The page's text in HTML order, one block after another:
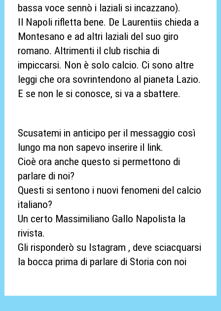
bassa voce sennò i laziali si incazzano).
Il Napoli rifletta bene. De Laurentiis chieda a
Montesano e ad altri laziali del suo giro
romano. Altrimenti il club rischia di
impiccarsi. Non è solo calcio. Ci sono altre
leggi che ora sovrintendono al pianeta Lazio.
E se non le si conosce, si va a sbattere.
Scusatemi in anticipo per il messaggio così
lungo ma non sapevo inserire il link.
Cioè ora anche questo si permettono di
parlare di noi?
Questi si sentono i nuovi fenomeni del calcio
italiano?
Un certo Massimiliano Gallo Napolista la
rivista.
Gli risponderò su Istagram , deve sciacquarsi
la bocca prima di parlare di Storia con noi